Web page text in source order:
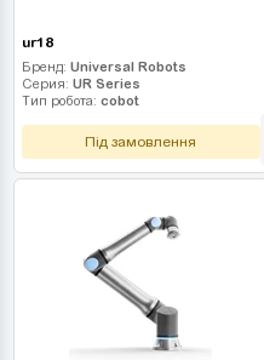
ur18
Бренд: Universal Robots
Серия: UR Series
Тип робота: cobot
Під замовлення